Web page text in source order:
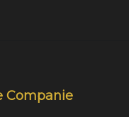
Companie